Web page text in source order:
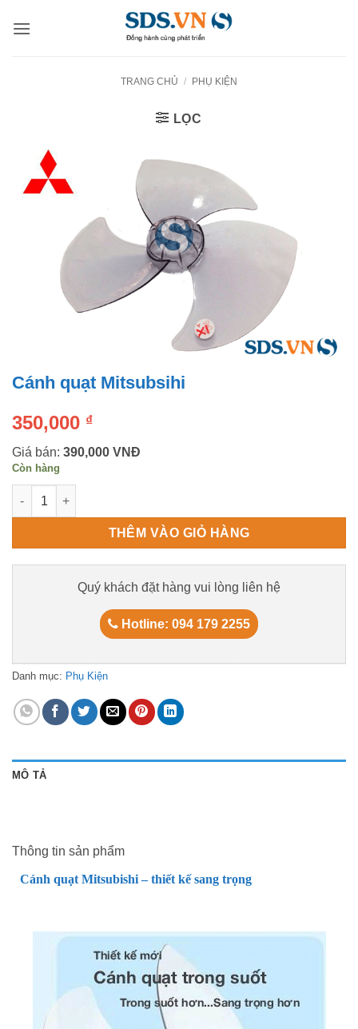
qua
TRANG CHỦ / PHỤ KIỆN
LỌC
Cánh quạt Mitsubsihi
350,000 ₫
Giá bán: 390,000 VNĐ
Còn hàng
Cánh quạt Mitsubsihi số lượng
THÊM VÀO GIỎ HÀNG
Quý khách đặt hàng vui lòng liên hệ
Hotline: 094 179 2255
Danh mục: Phụ Kiện
MÔ TẢ
Thông tin sản phẩm
Cánh quạt Mitsubishi – thiết kế sang trọng